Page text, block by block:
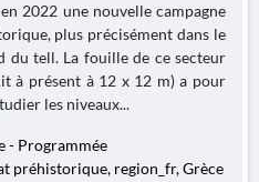
2022 une nouvelle campagne
plus précisément dans le
du tell. La fouille de ce secteur
à présent à 12 x 12 m) a pour
les niveaux...
- Programmée
préhistorique, region_fr, Grèce